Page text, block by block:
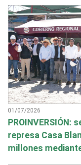
01/07/2026
PROINVERSIÓN:
represa Casa
millones